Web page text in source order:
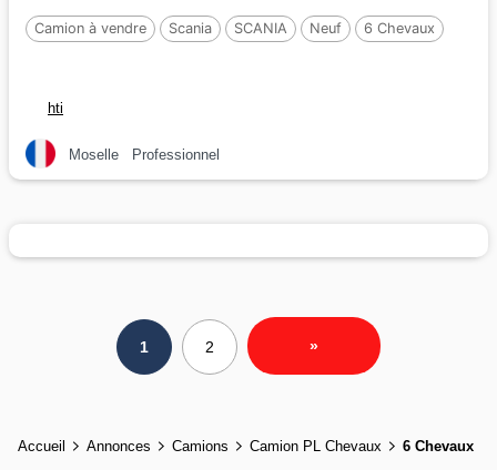
Camion à vendre Scania SCANIA Neuf 6 Chevaux
hti
Moselle Professionnel
1 2 »
Accueil Annonces Camions Camion PL Chevaux 6 Chevaux